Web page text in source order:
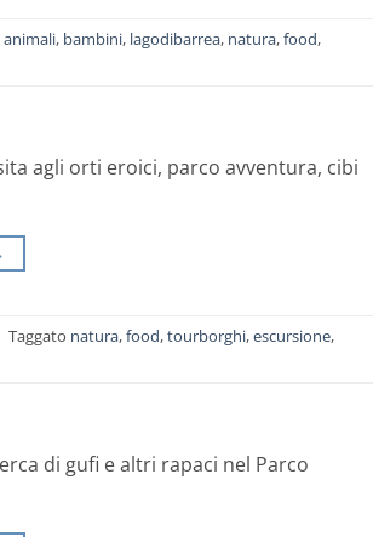
animali, bambini, lagodibarrea, natura,food,
agli orti eroici, parco avventura, cibi
Taggato natura,food,tourborghi,escursione,
di gufi e altri rapaci nel Parco